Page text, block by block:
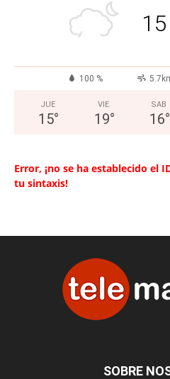
15
100 %
JUE
15°
VIE
19°
SAB
16°
Error, ¡no se ha establecido el
tu sintaxis!
SOBRE